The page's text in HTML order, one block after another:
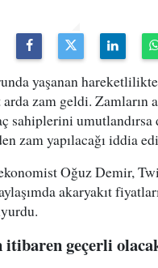
yaşanan
zam geldi. Zamların
sahiplerini umutlandırsa
zam yapılacağı iddia
Oğuz Demir,
akaryakıt
itibaren geçerli